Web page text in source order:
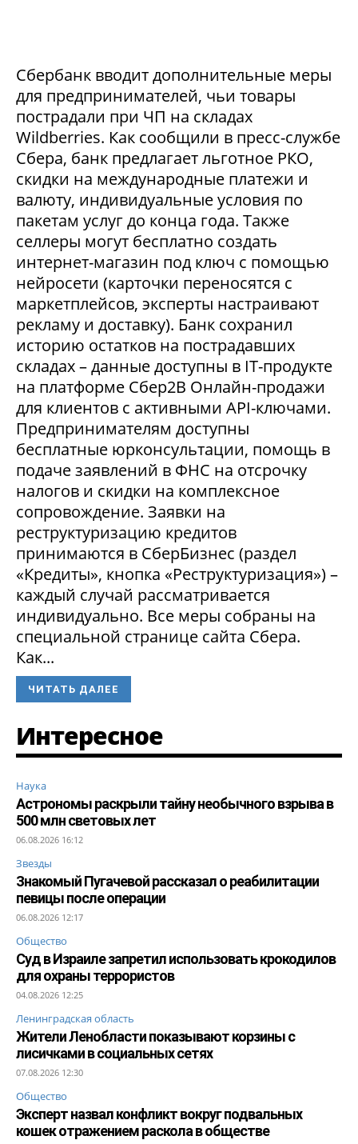
Сбербанк вводит дополнительные меры
для предпринимателей, чьи товары
пострадали при ЧП на складах
Wildberries. Как сообщили в пресс-службе
Сбера, банк предлагает льготное РКО,
скидки на международные платежи и
валюту, индивидуальные условия по
пакетам услуг до конца года. Также
селлеры могут бесплатно создать
интернет-магазин под ключ с помощью
нейросети (карточки переносятся с
маркетплейсов, эксперты настраивают
рекламу и доставку). Банк сохранил
историю остатков на пострадавших
складах – данные доступны в IT-продукте
на платформе Сбер2В Онлайн-продажи
для клиентов с активными API-ключами.
Предпринимателям доступны
бесплатные юрконсультации, помощь в
подаче заявлений в ФНС на отсрочку
налогов и скидки на комплексное
сопровождение. Заявки на
реструктуризацию кредитов
принимаются в СберБизнес (раздел
«Кредиты», кнопка «Реструктуризация») –
каждый случай рассматривается
индивидуально. Все меры собраны на
специальной странице сайта Сбера.
Как...
ЧИТАТЬ ДАЛЕЕ
Интересное
Наука
Астрономы раскрыли тайну необычного взрыва в
500 млн световых лет
06.08.2026 16:12
Звезды
Знакомый Пугачевой рассказал о реабилитации
певицы после операции
06.08.2026 12:17
Общество
Суд в Израиле запретил использовать крокодилов
для охраны террористов
04.08.2026 12:25
Ленинградская область
Жители Ленобласти показывают корзины с
лисичками в социальных сетях
07.08.2026 12:30
Общество
Эксперт назвал конфликт вокруг подвальных
кошек отражением раскола в обществе